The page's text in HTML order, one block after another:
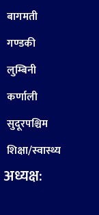
बागमती
गण्डकी
लुम्बिनी
कर्णाली
सुदूरपश्चिम
शिक्षा/स्वास्थ्य
अध्यक्ष: